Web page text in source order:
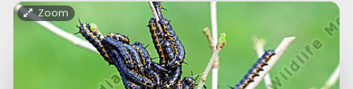
Zoom